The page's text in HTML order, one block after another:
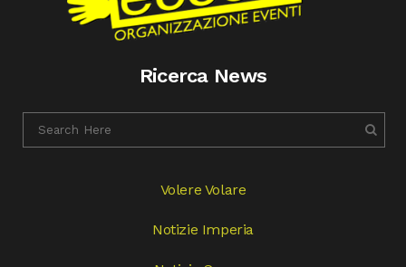
Ricerca News
Volere Volare
Notizie Imperia